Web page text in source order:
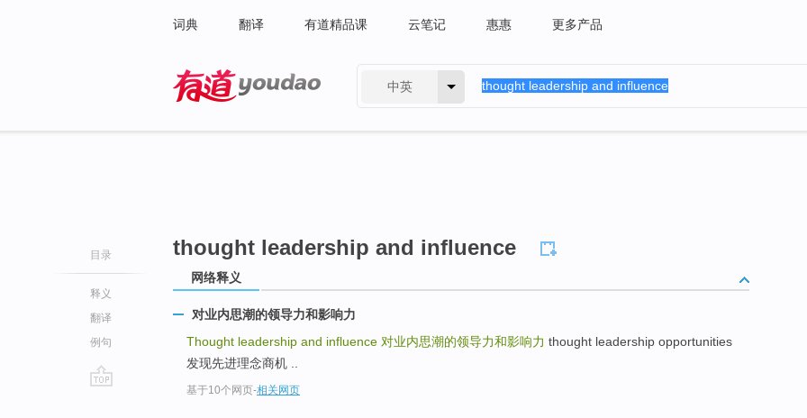
词典 翻译 有道精品课 云笔记 惠惠 更多产品
中英
目录
释义
翻译
例句
thought leadership and influence
网络释义
对业内思潮的领导力和影响力
Thought leadership and influence 对业内思潮的领导力和影响力 thought leadership opportunities
发现先进理念商机 ..
基于10个网页-相关网页